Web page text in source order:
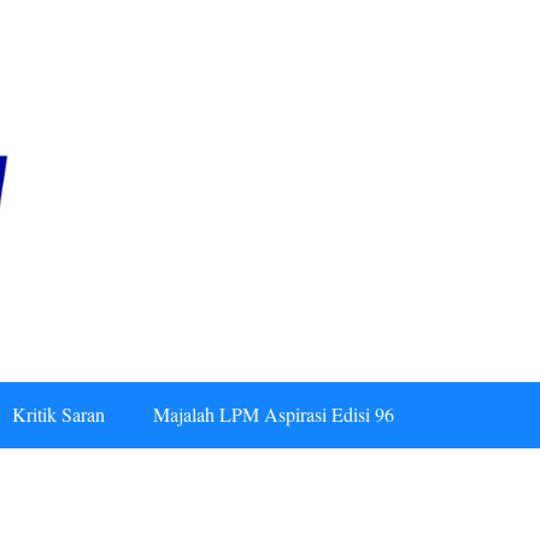
Kritik Saran Majalah LPM Aspirasi Edisi 96